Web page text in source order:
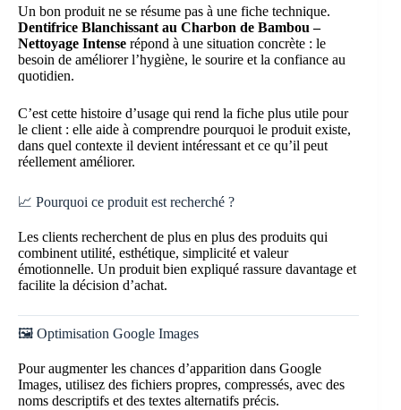
Un bon produit ne se résume pas à une fiche technique.
Dentifrice Blanchissant au Charbon de Bambou –
Nettoyage Intense répond à une situation concrète : le
besoin de améliorer l’hygiène, le sourire et la confiance au
quotidien.
C’est cette histoire d’usage qui rend la fiche plus utile pour
le client : elle aide à comprendre pourquoi le produit existe,
dans quel contexte il devient intéressant et ce qu’il peut
réellement améliorer.
📈 Pourquoi ce produit est recherché ?
Les clients recherchent de plus en plus des produits qui
combinent utilité, esthétique, simplicité et valeur
émotionnelle. Un produit bien expliqué rassure davantage et
facilite la décision d’achat.
🖼️ Optimisation Google Images
Pour augmenter les chances d’apparition dans Google
Images, utilisez des fichiers propres, compressés, avec des
noms descriptifs et des textes alternatifs précis.